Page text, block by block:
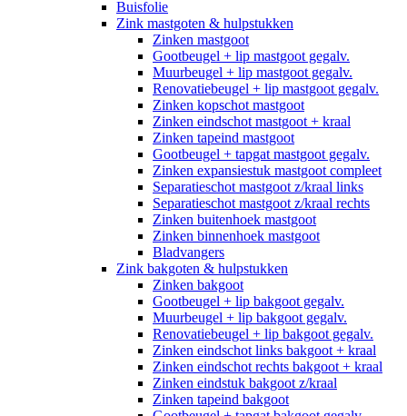
Buisfolie
Zink mastgoten & hulpstukken
Zinken mastgoot
Gootbeugel + lip mastgoot gegalv.
Muurbeugel + lip mastgoot gegalv.
Renovatiebeugel + lip mastgoot gegalv.
Zinken kopschot mastgoot
Zinken eindschot mastgoot + kraal
Zinken tapeind mastgoot
Gootbeugel + tapgat mastgoot gegalv.
Zinken expansiestuk mastgoot compleet
Separatieschot mastgoot z/kraal links
Separatieschot mastgoot z/kraal rechts
Zinken buitenhoek mastgoot
Zinken binnenhoek mastgoot
Bladvangers
Zink bakgoten & hulpstukken
Zinken bakgoot
Gootbeugel + lip bakgoot gegalv.
Muurbeugel + lip bakgoot gegalv.
Renovatiebeugel + lip bakgoot gegalv.
Zinken eindschot links bakgoot + kraal
Zinken eindschot rechts bakgoot + kraal
Zinken eindstuk bakgoot z/kraal
Zinken tapeind bakgoot